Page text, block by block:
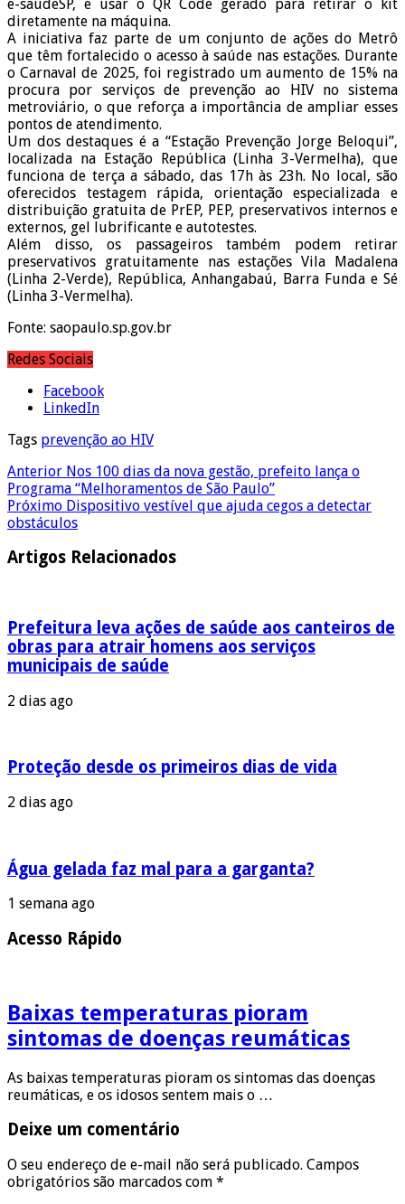
e-saúdeSP, e usar o QR Code gerado para retirar o kit
diretamente na máquina.
A iniciativa faz parte de um conjunto de ações do Metrô
que têm fortalecido o acesso à saúde nas estações. Durante
o Carnaval de 2025, foi registrado um aumento de 15% na
procura por serviços de prevenção ao HIV no sistema
metroviário, o que reforça a importância de ampliar esses
pontos de atendimento.
Um dos destaques é a “Estação Prevenção Jorge Beloqui”,
localizada na Estação República (Linha 3-Vermelha), que
funciona de terça a sábado, das 17h às 23h. No local, são
oferecidos testagem rápida, orientação especializada e
distribuição gratuita de PrEP, PEP, preservativos internos e
externos, gel lubrificante e autotestes.
Além disso, os passageiros também podem retirar
preservativos gratuitamente nas estações Vila Madalena
(Linha 2-Verde), República, Anhangabaú, Barra Funda e Sé
(Linha 3-Vermelha).
Fonte: saopaulo.sp.gov.br
Redes Sociais
Facebook
LinkedIn
Tags prevenção ao HIV
Anterior Nos 100 dias da nova gestão, prefeito lança o
Programa “Melhoramentos de São Paulo”
Próximo Dispositivo vestível que ajuda cegos a detectar
obstáculos
Artigos Relacionados
Prefeitura leva ações de saúde aos canteiros de
obras para atrair homens aos serviços
municipais de saúde
2 dias ago
Proteção desde os primeiros dias de vida
2 dias ago
Água gelada faz mal para a garganta?
1 semana ago
Acesso Rápido
Baixas temperaturas pioram
sintomas de doenças reumáticas
As baixas temperaturas pioram os sintomas das doenças
reumáticas, e os idosos sentem mais o …
Deixe um comentário
O seu endereço de e-mail não será publicado. Campos
obrigatórios são marcados com *